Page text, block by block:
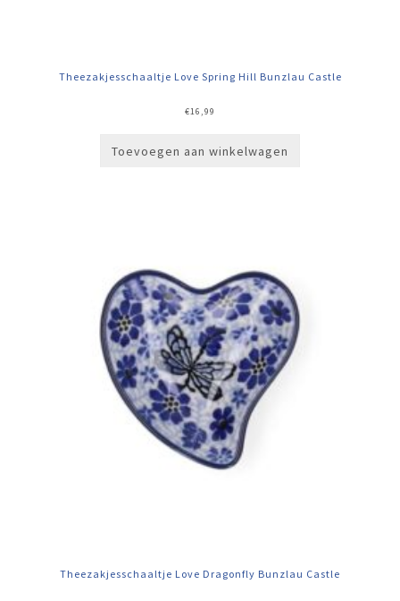
Theezakjesschaaltje Love Spring Hill Bunzlau Castle
€16,99
Toevoegen aan winkelwagen
Theezakjesschaaltje Love Dragonfly Bunzlau Castle